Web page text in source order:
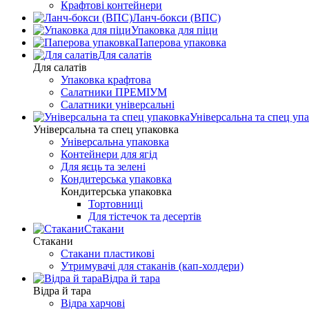
Крафтові контейнери
Ланч-бокси (ВПС)
Упаковка для піци
Паперова упаковка
Для салатів
Для салатів
Упаковка крафтова
Салатники ПРЕМІУМ
Салатники універсальні
Універсальна та спец
Універсальна та спец упаковка
Універсальна упаковка
Контейнери для ягід
Для яєць та зелені
Кондитерська упаковка
Кондитерська упаковка
Тортовниці
Для тістечок та десертів
Стакани
Стакани
Стакани пластикові
Утримувачі для стаканів (кап-холдери)
Відра й тара
Відра й тара
Відра харчові